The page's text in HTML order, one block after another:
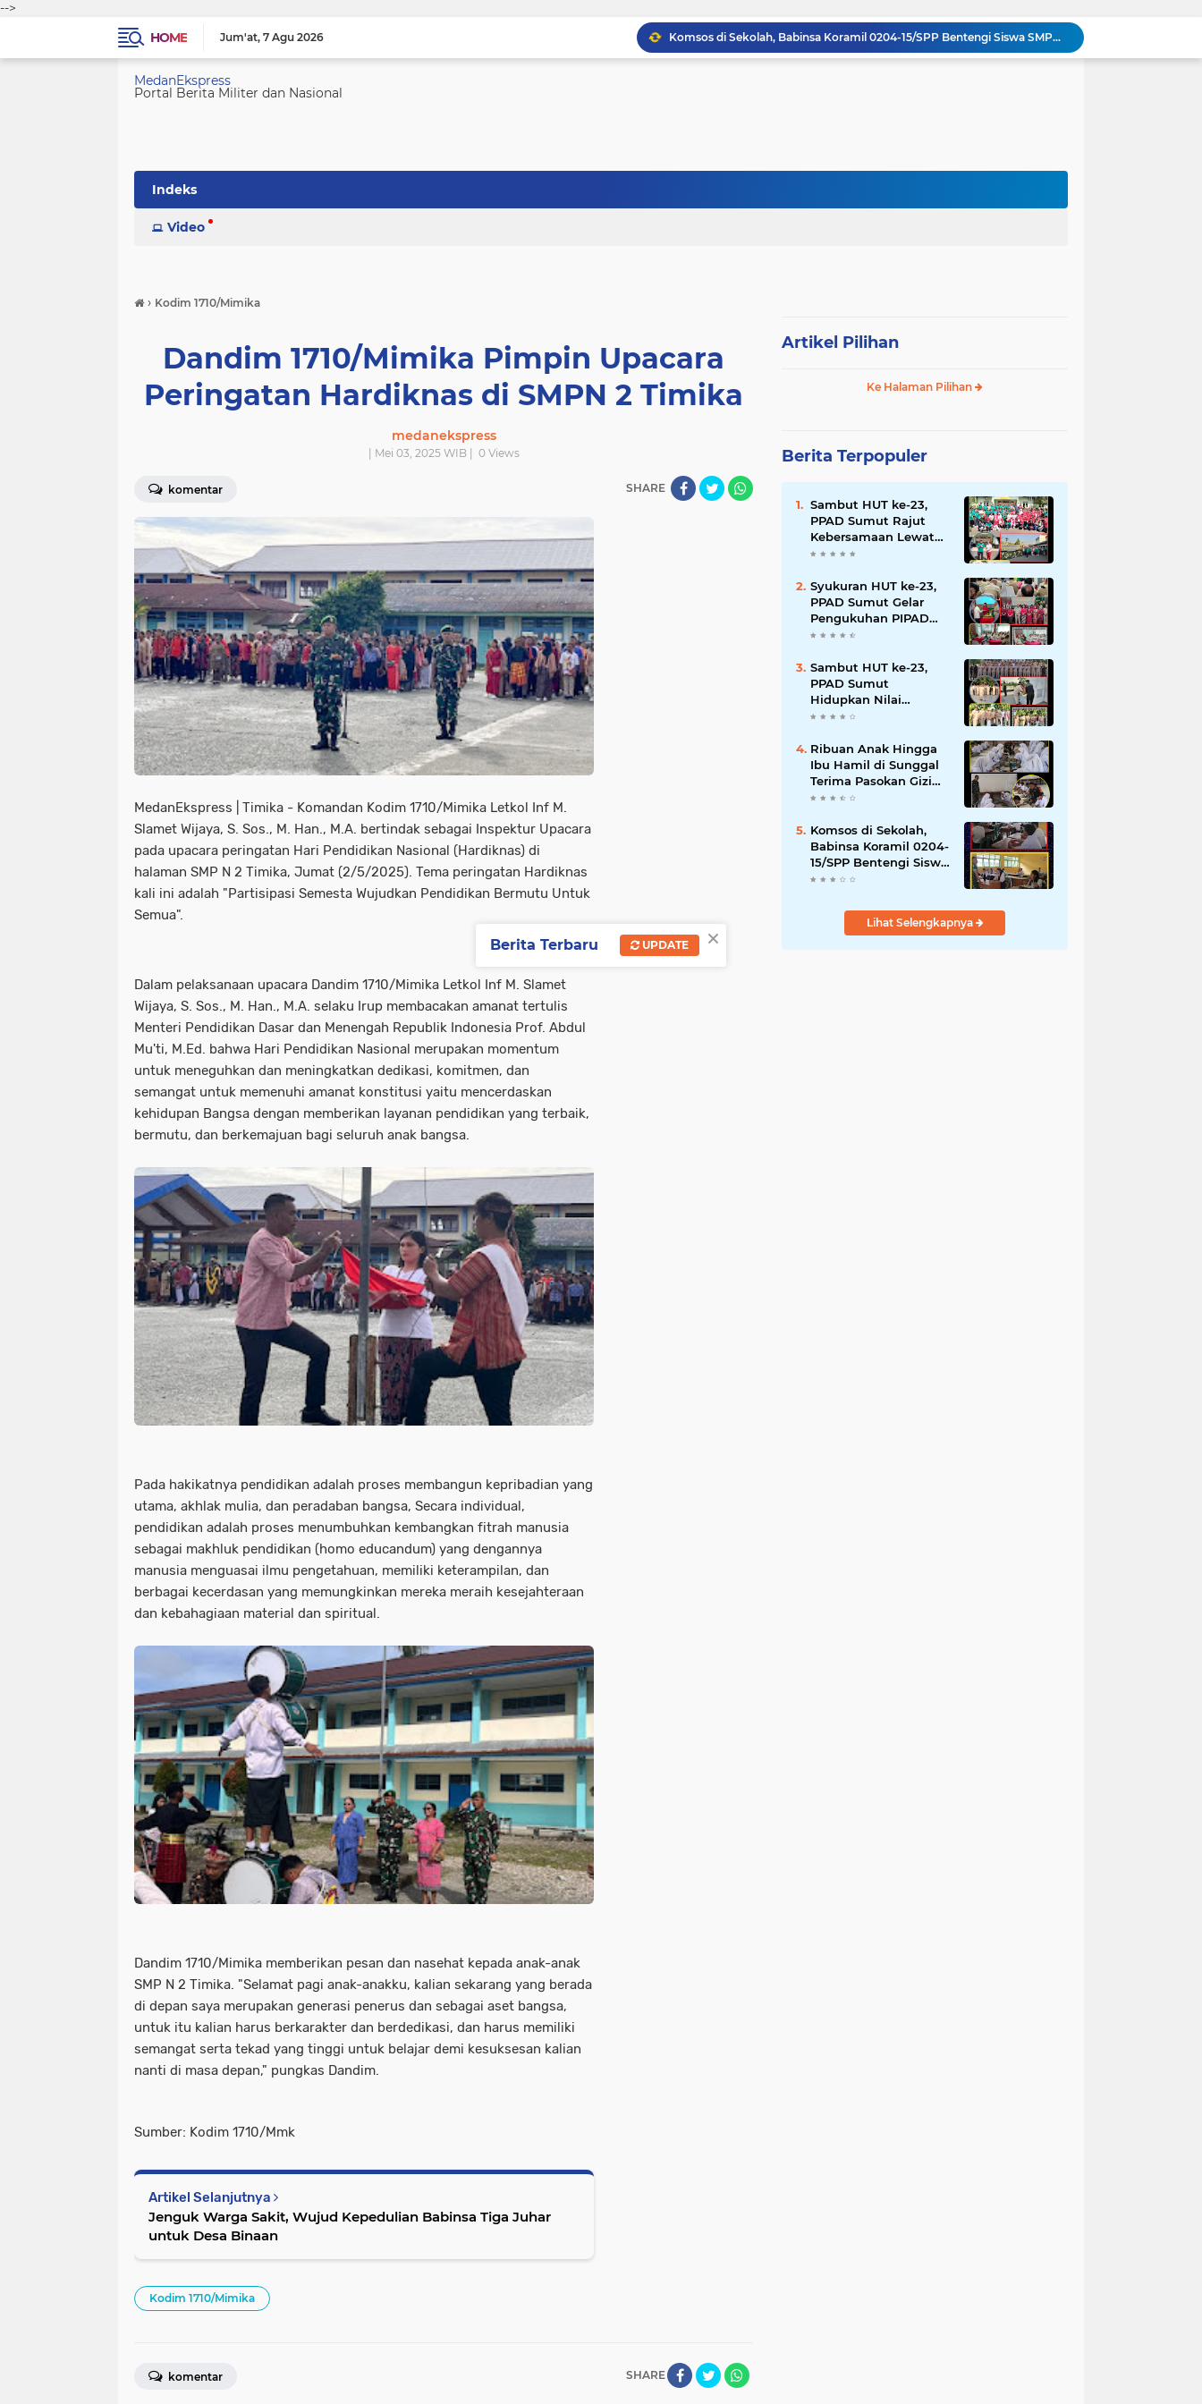
-->
HOME
Jum'at 7 Agu 2026
Komsos di Sekolah, Babinsa Koramil 0204-15/SPP Bentengi Siswa SMPN 1 Sipispis dari Bahaya Narkotika
Sambut HUT ke-23, PPAD Sumut Hidupkan Nilai Pahlawan di TMP Bukit Barisan
Respons Cepat Jembatan Rusak, Babinsa Koramil 0204-10/SR Ajak Warga Sei Rampah Gotong Royong
MedanEkspress
Portal Berita Militer dan Nasional
Indeks
Video
› Kodim 1710/Mimika
Dandim 1710/Mimika Pimpin Upacara
Peringatan Hardiknas di SMPN 2 Timika
medanekspress
| Mei 03, 2025 WIB | 0Views
komentar SHARE
MedanEkspress | Timika - Komandan Kodim 1710/Mimika Letkol Inf M.
Slamet Wijaya, S. Sos., M. Han., M.A. bertindak sebagai Inspektur Upacara
pada upacara peringatan Hari Pendidikan Nasional (Hardiknas) di
halaman SMP N 2 Timika, Jumat (2/5/2025). Tema peringatan Hardiknas
kali ini adalah "Partisipasi Semesta Wujudkan Pendidikan Bermutu Untuk
Semua".
Dalam pelaksanaan upacara Dandim 1710/Mimika Letkol Inf M. Slamet
Wijaya, S. Sos., M. Han., M.A. selaku Irup membacakan amanat tertulis
Menteri Pendidikan Dasar dan Menengah Republik Indonesia Prof. Abdul
Mu'ti, M.Ed. bahwa Hari Pendidikan Nasional merupakan momentum
untuk meneguhkan dan meningkatkan dedikasi, komitmen, dan
semangat untuk memenuhi amanat konstitusi yaitu mencerdaskan
kehidupan Bangsa dengan memberikan layanan pendidikan yang terbaik,
bermutu, dan berkemajuan bagi seluruh anak bangsa.
Pada hakikatnya pendidikan adalah proses membangun kepribadian yang
utama, akhlak mulia, dan peradaban bangsa, Secara individual,
pendidikan adalah proses menumbuhkan kembangkan fitrah manusia
sebagai makhluk pendidikan (homo educandum) yang dengannya
manusia menguasai ilmu pengetahuan, memiliki keterampilan, dan
berbagai kecerdasan yang memungkinkan mereka meraih kesejahteraan
dan kebahagiaan material dan spiritual.
Dandim 1710/Mimika memberikan pesan dan nasehat kepada anak-anak
SMP N 2 Timika. "Selamat pagi anak-anakku, kalian sekarang yang berada
di depan saya merupakan generasi penerus dan sebagai aset bangsa,
untuk itu kalian harus berkarakter dan berdedikasi, dan harus memiliki
semangat serta tekad yang tinggi untuk belajar demi kesuksesan kalian
nanti di masa depan," pungkas Dandim.
Sumber: Kodim 1710/Mmk
Artikel Selanjutnya
Jenguk Warga Sakit, Wujud Kepedulian Babinsa Tiga Juhar
untuk Desa Binaan
Kodim 1710/Mimika
SHARE
komentar
Artikel Pilihan
Ke Halaman Pilihan
Berita Terpopuler
Sambut HUT ke-23,
PPAD Sumut Rajut
Kebersamaan Lewat
Senam Sehat dan
Bekangdam I/BB
Syukuran HUT ke-23,
PPAD Sumut Gelar
Pengukuhan PIPAD
Hingga Tradisi
Sambut HUT ke-23,
PPAD Sumut
Hidupkan Nilai
Pahlawan di TMP
Ribuan Anak Hingga
Ibu Hamil di Sunggal
Terima Pasokan Gizi
Gratis dari TNI dan
Komsos di Sekolah,
Babinsa Koramil 0204-
15/SPP Bentengi Siswa
SMPN 1 Sipispis dari
Lihat Selengkapnya
×
Berita Terbaru UPDATE